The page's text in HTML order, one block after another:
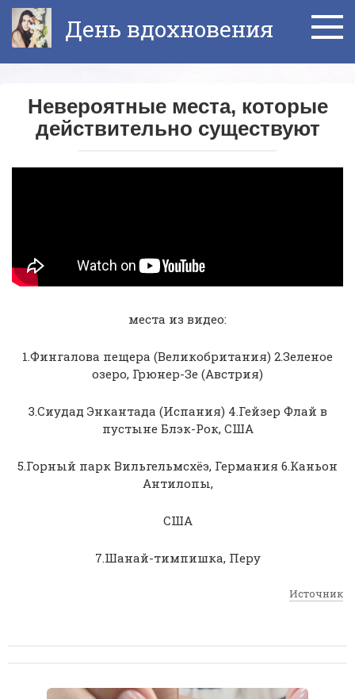
Перейти
контенту
День вдохновения
Невероятные места, которые
действительно существуют
места из видео:
1.Фингалова пещера (Великобритания) 2.Зеленое
озеро, Грюнер-Зе (Австрия)
3.Сиудад Энкантада (Испания) 4.Гейзер Флай в
пустыне Блэк-Рок, США
5.Горный парк Вильгельмсхёэ, Германия 6.Каньон
Антилопы,
США
7.Шанай-тимпишка, Перу
Источник